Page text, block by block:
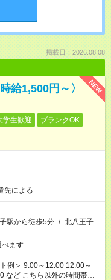
掲載日：2026.08.08
NEW
給1,500円～〉
学生歓迎
ブランクOK
先による
駅から徒歩5分 / 北八王子
ます
時間帯も